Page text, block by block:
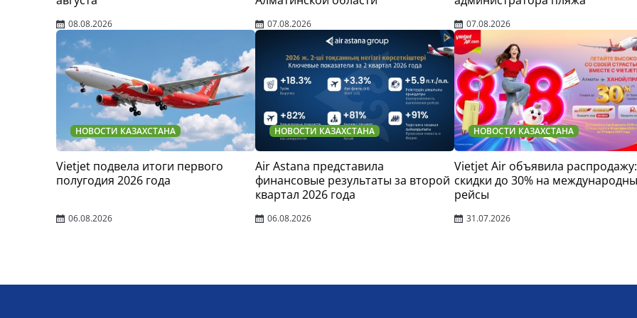
08.08.2026 07.08.2026 07.08.2026
НОВОСТИ КАЗАХСТАНА
Vietjet подвела итоги первого
полугодия 2026 года
06.08.2026
НОВОСТИ КАЗАХСТАНА
Air Astana представила
финансовые результаты за второй
квартал 2026 года
06.08.2026
НОВОСТИ КАЗАХСТАНА
Vietjet Air объявила распродажу:
скидки до 30% на
рейсы
31.07.2026